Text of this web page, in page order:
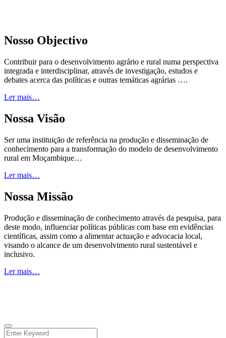
Nosso Objectivo
Contribuir para o desenvolvimento agrário e rural numa perspectiva
integrada e interdisciplinar, através de investigação, estudos e
debates acerca das políticas e outras temáticas agrárias ….
Ler mais…
Nossa Visão
Ser uma instituição de referência na produção e disseminação de
conhecimento para a transformação do modelo de desenvolvimento
rural em Moçambique…
Ler mais…
Nossa Missão
Produção e disseminação de conhecimento através da pesquisa, para
deste modo, influenciar políticas públicas com base em evidências
científicas, assim como a alimentar actuação e advocacia local,
visando o alcance de um desenvolvimento rural sustentável e
inclusivo.
Ler mais…